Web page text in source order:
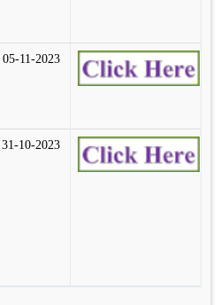
05-11-2023
31-10-2023